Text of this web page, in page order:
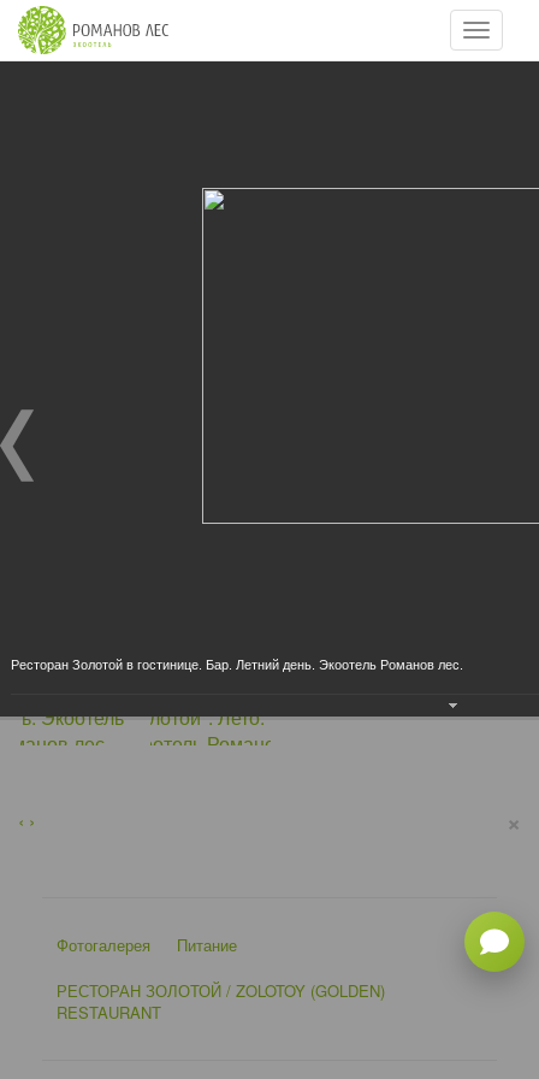
‹ › ×
Фотогалерея
Питание
РЕСТОРАН ЗОЛОТОЙ / ZOLOTOY (GOLDEN)
RESTAURANT
из 11
Ресторан Золотой в гостинице. Бар. Летний день. Экоотель Романов лес.